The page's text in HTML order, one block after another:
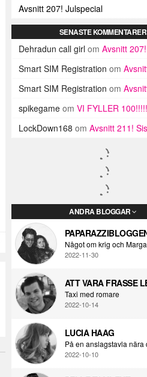
Avsnitt 207! Julspecial
SENASTE KOMMENTARER
Dehradun call girl om Avsnitt
Smart SIM Registration om Avsnitt 59!
Smart SIM Registration om Avsnitt
spikegame om VI FYLLER
LockDown168 om Avsnitt 211! Sista avsnittet!
ANDRA BLOGGAR
Något om krig och
2022-11-30
ATT VARA FRASSE
Taxi med romare
2022-10-14
LUCIA HAAG
På en anslagstavla nära
2022-10-10